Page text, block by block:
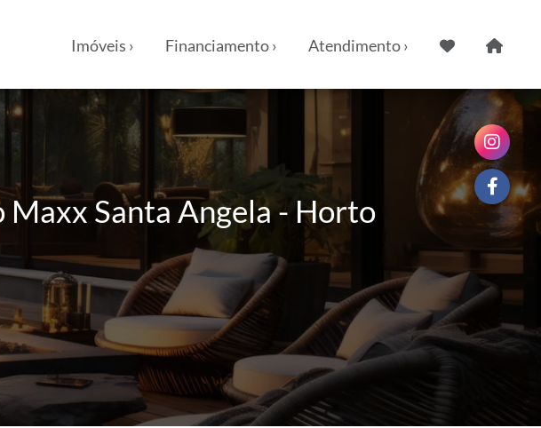
Imóveis › Financiamento › Atendimento ›
Santa Angela - Horto